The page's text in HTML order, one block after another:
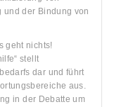
und der Bindung von
geht nichts!
stellt
dar und führt
aus.
in der Debatte um